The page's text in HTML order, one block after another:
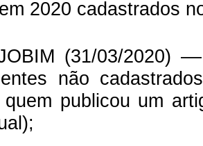
2020 cadastrados
(31/03/2020)
não
publicou um